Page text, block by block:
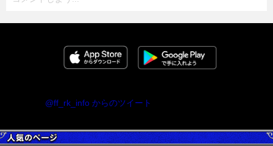
@ff_rk_info からのツイート